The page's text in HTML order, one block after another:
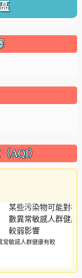
AQI）
常敏感人群健康有較